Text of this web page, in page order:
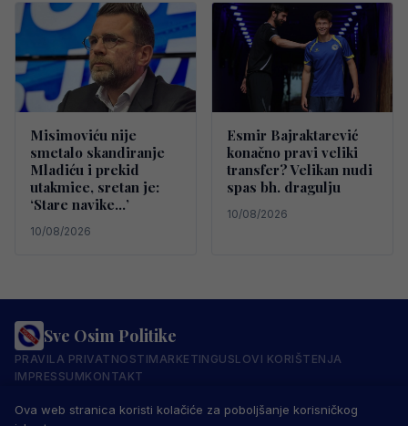
Misimoviću nije
smetalo skandiranje
Mladiću i prekid
utakmice, sretan je:
‘Stare navike…’
10/08/2026
Esmir Bajraktarević
konačno pravi veliki
transfer? Velikan nudi
spas bh. dragulju
10/08/2026
Sve Osim Politike
PRAVILA PRIVATNOSTIMARKETINGUSLOVI KORIŠTENJA
IMPRESSUMKONTAKT
Ova web stranica koristi kolačiće za poboljšanje korisničkog